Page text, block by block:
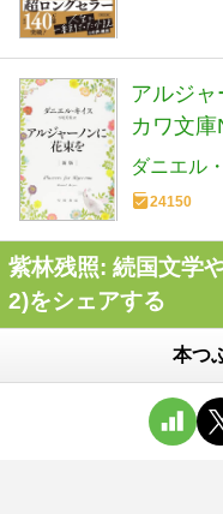
アルジ
カワ文庫
ダニエル
24150
紫林残照: 続国文学
2)をシェアする
本つ